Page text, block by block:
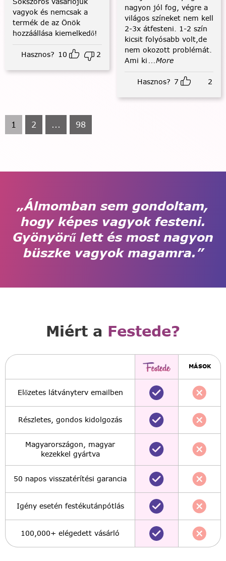
vagyok és nemcsak a
termék de az Önök
hozzáállása kiemelkedő!
Hasznos? 10 2
nagyon jól fog, végre a
világos színeket nem kell
2-3x átfesteni. 1-2 szín
kicsit folyósabb volt,de
nem okozott problémát.
Ami ki ...More
Hasznos? 7 2
1 2 ... 98
„Álmomban sem gondoltam,
hogy képes vagyok festeni.
Gyönyörű lett és most nagyon
büszke vagyok magamra.”
Miért a Festede?
MÁSOK
Előzetes látványterv emailben
Részletes, gondos kidolgozás
Magyarországon, magyar
kezekkel gyártva
50 napos visszatérítési garancia
Igény esetén festékutánpótlás
100,000+ elégedett vásárló